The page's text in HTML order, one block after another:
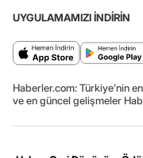
UYGULAMAMIZI İNDİRİN
Haberler.com: Türkiye’nin
ve en güncel gelişmeler